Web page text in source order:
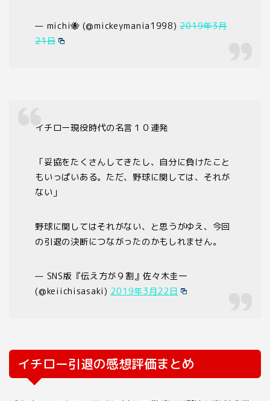
— michi🐝 (@mickeymania1998)2019年3月
21日
イチロー現役時代の名言１０連発
「妥協をたくさんしてきたし、自分に負けたこと
もいっぱいある。ただ、野球に関しては、それが
ない」
野球に関してはそれがない、と思うがゆえ、今回
の引退の決断につながったのかもしれません。
— SNS版『伝え方が９割』佐々木圭一
(@keiichisasaki) 2019年3月22日
イチロー引退の感想評価まとめ